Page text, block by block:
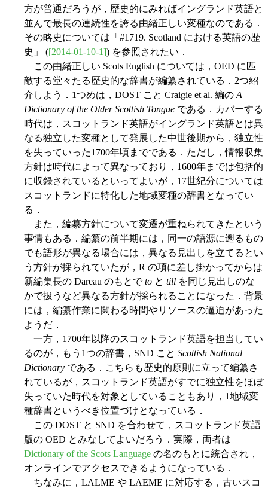
方が普通だろうが，歴史的にみればイングランド英語と
並んで最長の連続性を誇る由緒正しい変種なのである．
その略史については「#1719. Scotland における英語の歴
史」 ([2014-01-10-1]) を参照されたい．
この由緒正しい Scots English については，OED に匹
敵する堂々たる歴史的な辞書が編纂されている．2つ紹
介しよう．1つめは，DOST こと Craigie et al. 編の A
Dictionary of the Older Scottish Tongue である．カバーする
時代は，スコットランド英語がイングランド英語とは異
なる独立した変種として発展した中世後期から，独立性
を失っていった1700年頃までである．ただし，情報収集
方針は時代によって異なっており，1600年までは包括的
に収録されているといってよいが，17世紀分については
スコットランドに特化した地域変種の辞書となってい
る．
また，編纂方針について変遷が重ねられてきたという
事情もある．編纂の前半期には，同一の語源に遡るもの
でも語形が異なる場合には，異なる見出しを立てるとい
う方針が採られていたが，R の項に差し掛かってからは
新編集長の Dareau のもとでto と till を同じ見出しのな
かで扱うなど異なる方針が採られることになった．背景
には，編纂作業に関わる時間やリソースの逼迫があった
ようだ．
一方，1700年以降のスコットランド英語を担当してい
るのが，もう1つの辞書，SND こと Scottish National
Dictionary である．こちらも歴史的原則に立って編纂さ
れているが，スコットランド英語がすでに独立性をほぼ
失っていた時代を対象としていることもあり，1地域変
種辞書というべき位置づけとなっている．
この DOST と SND を合わせて，スコットランド英語
版の OED とみなしてよいだろう．実際，両者は
Dictionary of the Scots Language の名のもとに統合され，
オンラインでアクセスできるようになっている．
ちなみに，LALME や LAEME に対応する，古いスコ